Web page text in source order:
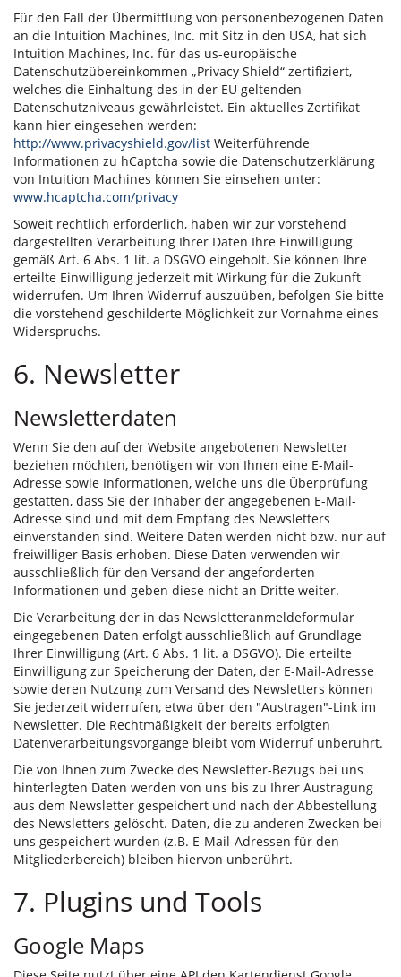
Für den Fall der Übermittlung von personenbezogenen Daten
an die Intuition Machines, Inc. mit Sitz in den USA, hat sich
Intuition Machines, Inc. für das us-europäische
Datenschutzübereinkommen „Privacy Shield“ zertifiziert,
welches die Einhaltung des in der EU geltenden
Datenschutzniveaus gewährleistet. Ein aktuelles Zertifikat
kann hier eingesehen werden:
http://www.privacyshield.gov/list Weiterführende
Informationen zu hCaptcha sowie die Datenschutzerklärung
von Intuition Machines können Sie einsehen unter:
www.hcaptcha.com/privacy
Soweit rechtlich erforderlich, haben wir zur vorstehend
dargestellten Verarbeitung Ihrer Daten Ihre Einwilligung
gemäß Art. 6 Abs. 1 lit. a DSGVO eingeholt. Sie können Ihre
erteilte Einwilligung jederzeit mit Wirkung für die Zukunft
widerrufen. Um Ihren Widerruf auszuüben, befolgen Sie bitte
die vorstehend geschilderte Möglichkeit zur Vornahme eines
Widerspruchs.
6. Newsletter
Newsletterdaten
Wenn Sie den auf der Website angebotenen Newsletter
beziehen möchten, benötigen wir von Ihnen eine E-Mail-
Adresse sowie Informationen, welche uns die Überprüfung
gestatten, dass Sie der Inhaber der angegebenen E-Mail-
Adresse sind und mit dem Empfang des Newsletters
einverstanden sind. Weitere Daten werden nicht bzw. nur auf
freiwilliger Basis erhoben. Diese Daten verwenden wir
ausschließlich für den Versand der angeforderten
Informationen und geben diese nicht an Dritte weiter.
Die Verarbeitung der in das Newsletteranmeldeformular
eingegebenen Daten erfolgt ausschließlich auf Grundlage
Ihrer Einwilligung (Art. 6 Abs. 1 lit. a DSGVO). Die erteilte
Einwilligung zur Speicherung der Daten, der E-Mail-Adresse
sowie deren Nutzung zum Versand des Newsletters können
Sie jederzeit widerrufen, etwa über den "Austragen"-Link im
Newsletter. Die Rechtmäßigkeit der bereits erfolgten
Datenverarbeitungsvorgänge bleibt vom Widerruf unberührt.
Die von Ihnen zum Zwecke des Newsletter-Bezugs bei uns
hinterlegten Daten werden von uns bis zu Ihrer Austragung
aus dem Newsletter gespeichert und nach der Abbestellung
des Newsletters gelöscht. Daten, die zu anderen Zwecken bei
uns gespeichert wurden (z.B. E-Mail-Adressen für den
Mitgliederbereich) bleiben hiervon unberührt.
7. Plugins und Tools
Google Maps